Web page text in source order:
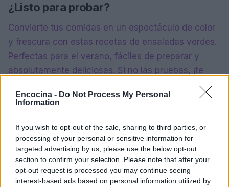
Encocina - Do Not Process My Personal
Information
If you wish to opt-out of the sale, sharing to third parties, or
processing of your personal or sensitive information for
targeted advertising by us, please use the below opt-out
section to confirm your selection. Please note that after your
opt-out request is processed you may continue seeing
interest-based ads based on personal information utilized by
¿Listo para probar?
Convierte tus comidas en un espectáculo de color
y frescura con estas recetas de ensaladas verdes.
Perfectas para el verano, fáciles de preparar y
absolutamente deliciosas. Si no las pruebas, ¡te
estarás perdiendo una explosión de sabores que
tus papilas gustativas agradecerán! ¿Cuál será la
AUTOR